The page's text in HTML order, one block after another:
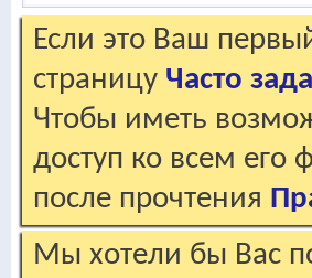
Если это Ваш
страницу Часто
Чтобы иметь
доступ ко всем
после прочтения
Мы хотели бы Вас